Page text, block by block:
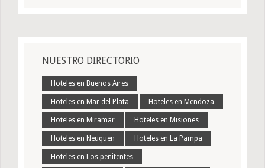
NUESTRO DIRECTORIO
Hoteles en Buenos Aires
Hoteles en Mar del Plata Hoteles en Mendoza
Hoteles en Miramar Hoteles en Misiones
Hoteles en Neuquen Hoteles en La Pampa
Hoteles en Los penitentes